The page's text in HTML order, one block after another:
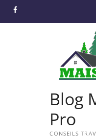
facebook
Blog
Pro
CONSEILS